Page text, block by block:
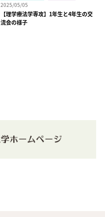
2025/05/05
【理学療法学専攻】1年生と4年生の交
流会の様子